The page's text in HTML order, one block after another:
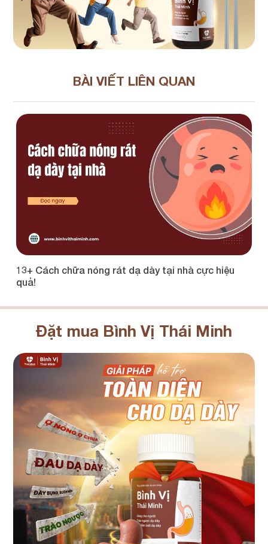
BÀI VIẾT LIÊN QUAN
13+ Cách chữa nóng rát dạ dày tại nhà cực hiệu
quả!
Đặt mua Bình Vị Thái Minh